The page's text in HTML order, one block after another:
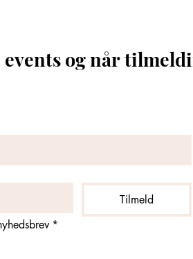
events og når
Tilmeld
*